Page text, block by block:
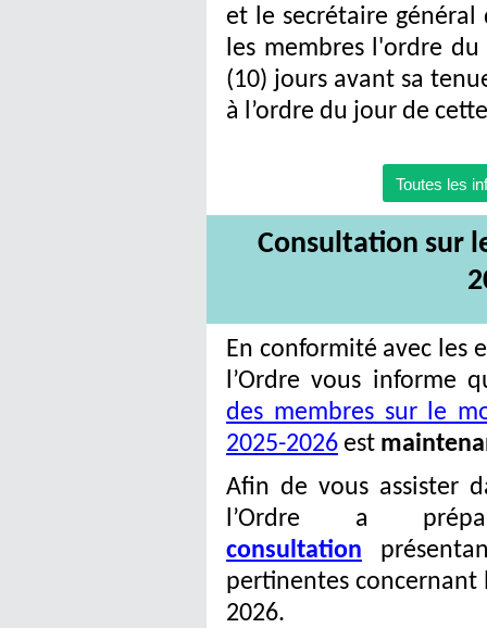
et le secrétaire
les membres l'ordre
(10) jours avant sa
à l’ordre du jour de
Toutes les
Consultation sur
En conformité avec les
l’Ordre vous informe
des membres sur le
2025-2026 est
Afin de vous assister
l’Ordre a
consultation
pertinentes
2026.